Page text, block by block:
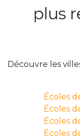
plus
Découvre les
Écoles
Écoles
Écoles
Écoles